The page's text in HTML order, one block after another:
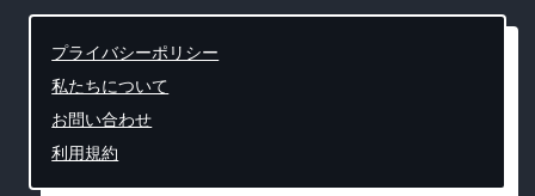
プライバシーポリシー
私たちについて
お問い合わせ
利用規約